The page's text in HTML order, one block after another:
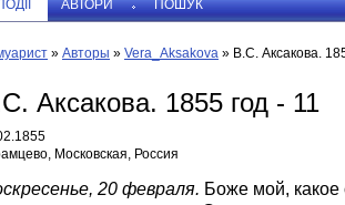
АВТОРИ ПОШУК
» Авторы » Vera_Aksakova » В.С. Аксакова.
Аксакова. 1855 год - 11
Московская, Россия
20 февраля. Боже мой,